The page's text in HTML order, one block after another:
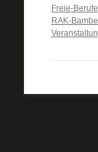
Freie-Berufe
RAK-